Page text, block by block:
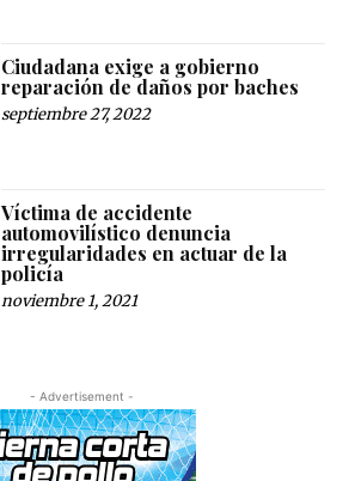
Ciudadana exige a gobierno
reparación de daños por baches
septiembre 27, 2022
Víctima de accidente
automovilístico denuncia
irregularidades en actuar de la
policía
noviembre 1, 2021
- Advertisement -